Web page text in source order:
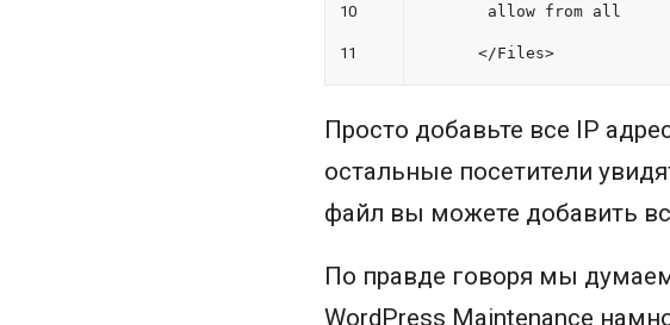
10
11
allow from all
</Files>
Просто добавьте все IP
остальные посетители
файл вы можете добавить
По правде говоря мы
WordPress Maintenance